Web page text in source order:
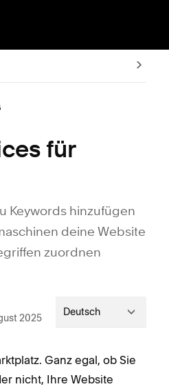
für
Keywords hinzufügen
deine Website
zuordnen
2025 Deutsch
Ganz egal, ob Sie
nicht, Ihre Website